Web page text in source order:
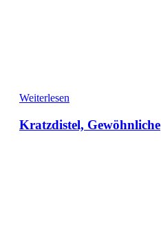
Weiterlesen
Kratzdistel, Gewöhnliche